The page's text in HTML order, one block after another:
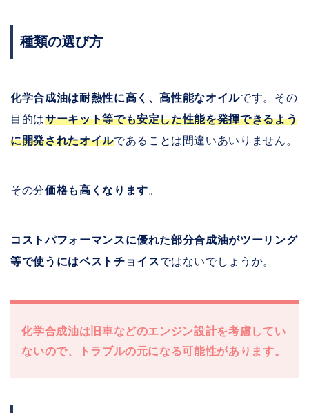
種類の選び方
化学合成油は耐熱性に高く、高性能なオイルです。その
目的はサーキット等でも安定した性能を発揮できるよう
に開発されたオイルであることは間違いあいりません。
その分価格も高くなります。
コストパフォーマンスに優れた部分合成油がツーリング
等で使うにはベストチョイス ではないでしょうか。
化学合成油は旧車などのエンジン設計を考慮してい
ないので、トラブルの元になる可能性があります。